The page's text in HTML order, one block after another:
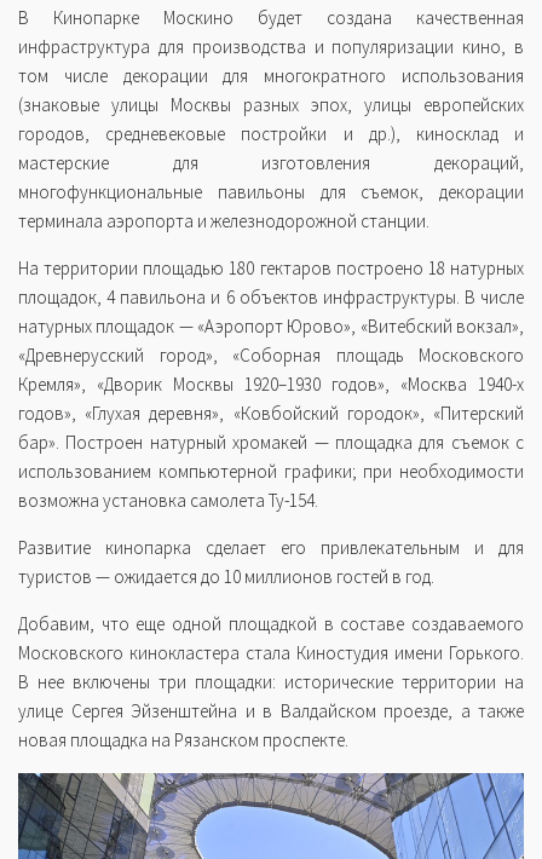
В Кинопарке Москино будет создана качественная
инфраструктура для производства и популяризации кино, в
том числе декорации для многократного использования
(знаковые улицы Москвы разных эпох, улицы европейских
городов, средневековые постройки и др.), киносклад и
мастерские для изготовления декораций,
многофункциональные павильоны для съемок, декорации
терминала аэропорта и железнодорожной станции.
На территории площадью 180 гектаров построено 18 натурных
площадок, 4 павильона и 6 объектов инфраструктуры. В числе
натурных площадок — «Аэропорт Юрово», «Витебский вокзал»,
«Древнерусский город», «Соборная площадь Московского
Кремля», «Дворик Москвы 1920–1930 годов», «Москва 1940-х
годов», «Глухая деревня», «Ковбойский городок», «Питерский
бар». Построен натурный хромакей — площадка для съемок с
использованием компьютерной графики; при необходимости
возможна установка самолета Ту-154.
Развитие кинопарка сделает его привлекательным и для
туристов — ожидается до 10 миллионов гостей в год.
Добавим, что еще одной площадкой в составе создаваемого
Московского кинокластера стала Киностудия имени Горького.
В нее включены три площадки: исторические территории на
улице Сергея Эйзенштейна и в Валдайском проезде, а также
новая площадка на Рязанском проспекте.